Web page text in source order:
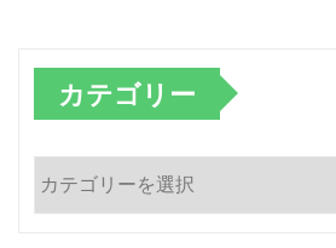
カテゴリー
カ
テ